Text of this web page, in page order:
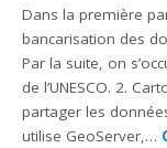
Dans la première
bancarisation des
Par la suite, on
de l’UNESCO. 2.
partager les
utilise GeoServer,…